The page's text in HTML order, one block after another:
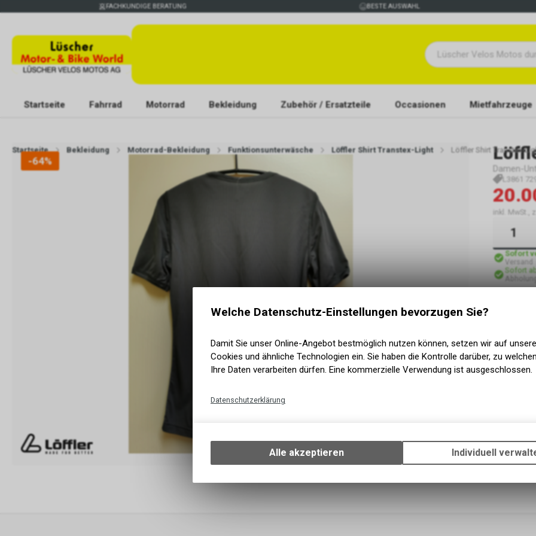
FACHKUNDIGE BERATUNG BESTE AUSWAHL
Startseite Fahrrad Motorrad Bekleidung Zubehör / Ersatzteile Occasionen Mietfahrzeuge
Startseite Bekleidung Motorrad-Bekleidung Funktionsunterwäsche Löffler Shirt Transtex-Light Löffler Shirt Transtex-
-64%
Damen-
L3861
inkl. MwSt.,
Sofort
Versand
Sofort
Welche Datenschutz-Einstellungen bevorzugen Sie?
Damit Sie unser Online-Angebot bestmöglich nutzen können, setzen wir auf
Cookies und ähnliche Technologien ein. Sie haben die Kontrolle darüber, zu
Ihre Daten verarbeiten dürfen. Eine kommerzielle Verwendung ist ausgeschlossen.
Datenschutzerklärung
Ihrem Gerät, um die grundlegenden Funktionen unseres Online-
Verwendung des Warenkorbs, zu ermöglichen. Bitte beachten Sie,
zulassen.
Alle akzeptieren Individuell